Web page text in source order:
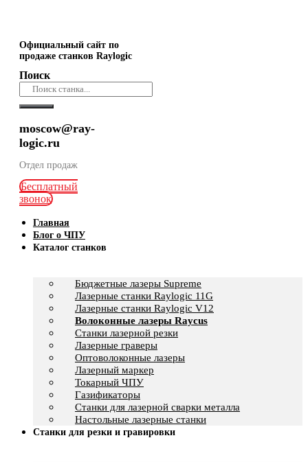
Официальный сайт по
продаже станков Raylogic
Поиск
moscow@ray-
logic.ru
Отдел продаж
Бесплатный
звонок
Главная
Блог о ЧПУ
Каталог станков
Бюджетные лазеры Supreme
Лазерные станки Raylogic 11G
Лазерные станки Raylogic V12
Волоконные лазеры Raycus
Станки лазерной резки
Лазерные граверы
Оптоволоконные лазеры
Лазерный маркер
Токарный ЧПУ
Газификаторы
Cтанки для лазерной сварки металла
Настольные лазерные станки
Станки для резки и гравировки